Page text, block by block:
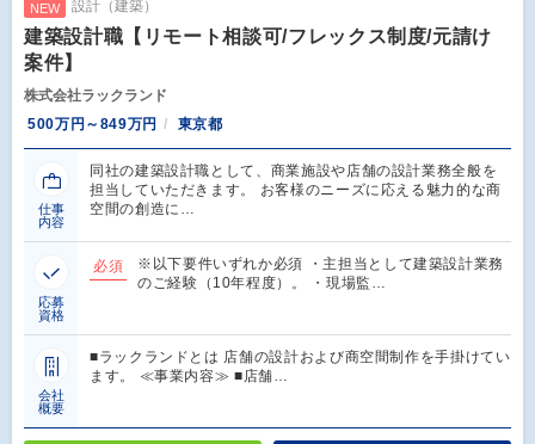
NEW 設計（建築）
建築設計職【リモート相談可/フレックス制度/元請け
案件】
株式会社ラックランド
500万円～849万円
東京都
仕事
内容
同社の建築設計職として、商業施設や店舗の設計業務全般を
担当していただきます。 お客様のニーズに応える魅力的な商
空間の創造に…
応募
資格
必須
※以下要件いずれか必須 ・主担当として建築設計業務
のご経験（10年程度）。 ・現場監…
会社
概要
■ラックランドとは 店舗の設計および商空間制作を手掛けてい
ます。 ≪事業内容≫ ■店舗…